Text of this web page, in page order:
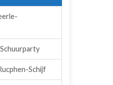
Schuurparty
Schijf